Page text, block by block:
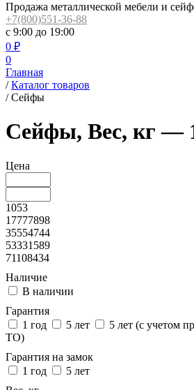
Продажа металлической мебели и
+7(800)551-36-88
с 9:00 до 19:00
0 ₽
0
Главная
/ Каталог товаров
/ Сейфы
Сейфы, Вес, кг —
Цена
1053
17777898
35554744
53331589
71108434
Наличие
В наличии
Гарантия
1 год
5 лет
5 лет (с учетом
ТО)
Гарантия на замок
1 год
5 лет